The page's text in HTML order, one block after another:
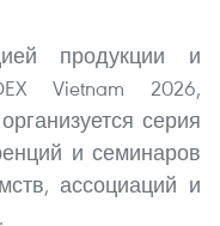
продукции и
Vietnam 2026,
серия
и семинаров
ассоциаций и